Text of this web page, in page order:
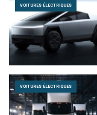
VOITURES ÉLECTRIQUES
VOITURES ÉLECTRIQUES